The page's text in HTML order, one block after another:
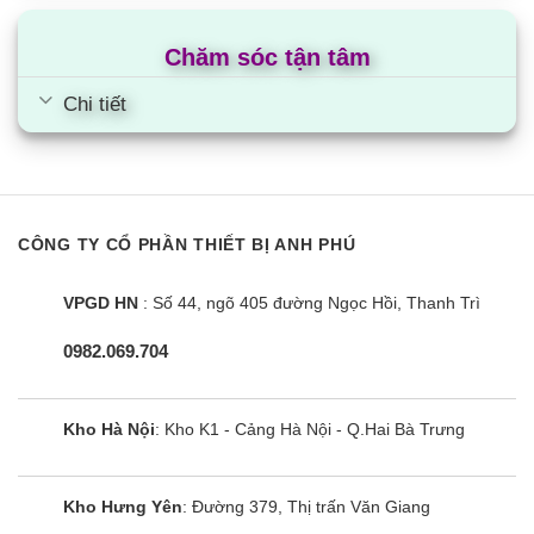
Smart tivi Hisense 32 inch thích hợp cho các phòng dưới
ngủ, phòng khách… Tùy thuộc vào diện tích không gian mà
bạn lựa chọn dòng tivi Hisense treo tường hoặc dòng tivi có
có trải nghiệm xem tốt hơn và bảo vệ sức khỏe của mắt.
từ 50~60W.
Nếu dùng liên tục trong 5h, lượng điện tiêu thụ của tivi là
0,25~0,3 số điện.
4. Thông tin thương hiệu
4.1. Nguồn gốc
Chăm sóc tận tâm
Chi tiết
CÔNG TY CỔ PHẦN THIẾT BỊ ANH PHÚ
VPGD HN : Số 44, ngõ 405 đường Ngọc Hồi, Thanh Trì
0982.069.704
Kho Hà Nội: Kho K1 - Cảng Hà Nội - Q.Hai Bà Trưng
Kho Hưng Yên: Đường 379, Thị trấn Văn Giang